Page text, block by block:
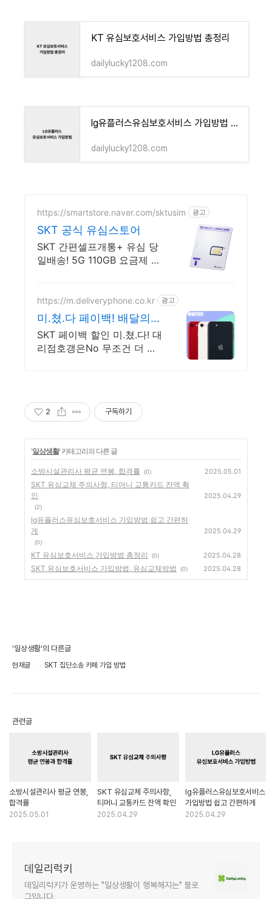
KT 유심보호서비스 가입방법 총정리
dailylucky1208.com
lg유플러스유심보호서비스 가입방법 쉽고 간편하게
dailylucky1208.com
https://smartstore.naver.com/sktusim 광고
SKT 공식 유심스토어
SKT 간편셀프개통+ 유심 당
일배송! 5G 110GB 요금제 월
https://m.deliveryphone.co.kr 광고
미.쳤.다 페이백! 배달의폰
박리다매! 무조건 더 할인!
SKT 페이백 할인 미.쳤.다! 대
리점호갱은No 무조건 더 싸
2 구독하기
'일상생활' 카테고리의 다른 글
소방시설관리사 평균 연봉, 합격률 (0) 2025.05.01
SKT 유심교체 주의사항, 티머니 교통카드 잔액 확
인
(2)
2025.04.29
lg유플러스유심보호서비스 가입방법 쉽고 간편하
게
(0)
2025.04.29
KT 유심보호서비스 가입방법 총정리 (0) 2025.04.28
SKT 유심보호서비스 가입방법, 유심교체방법 (0) 2025.04.28
'일상생활'의 다른글
현재글 SKT 집단소송 카페 가입 방법
관련글
소방시설관리사 평균 연봉,
합격률
2025.05.01
SKT 유심교체 주의사항,
티머니 교통카드 잔액 확인
2025.04.29
lg유플러스유심보호서비스
가입방법 쉽고 간편하게
2025.04.29
데일리럭키
데일리럭키가 운영하는 "일상생활이 행복해지는" 블로
그입니다.